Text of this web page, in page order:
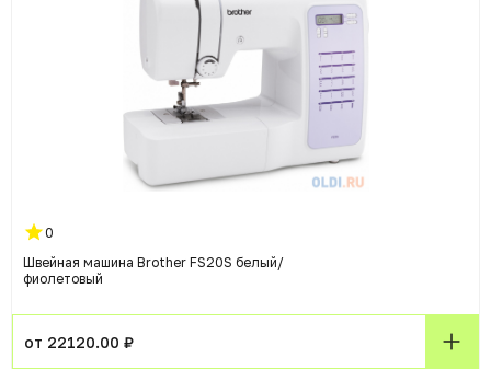
0
Швейная машина Brother FS20S белый/
фиолетовый
от 22120.00 ₽